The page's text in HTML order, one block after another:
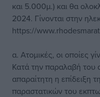
και 5.000μ.) και θα
2024. Γίνονται στην
https://
α. Ατομικές, οι οποίες
Κατά την παραλαβή του
απαραίτητη η επίδειξη
παραστατικών του